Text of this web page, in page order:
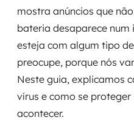
Business Intelligence
Data Lakes & Warehouses
Governança de dados
Modernização de
mostra anúncios que
bateria desaparece num
esteja com algum tipo
preocupe, porque nós
Neste guia, explicamos
vírus e como se
acontecer.